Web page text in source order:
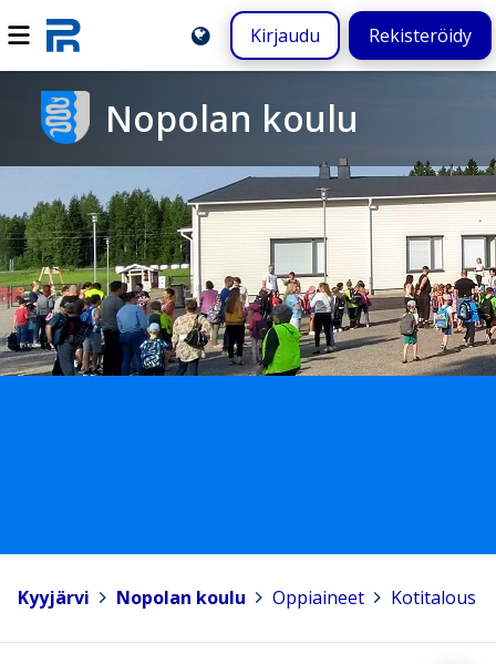
Kirjaudu Rekisteröidy
Nopolan koulu
Kyyjärvi Nopolan koulu Oppiaineet Kotitalous